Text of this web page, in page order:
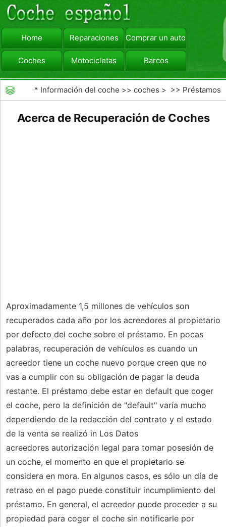
Home Reparaciones Comprar un automóvil
Coches Motocicletas Barcos
viajar Camiones
* Información del coche >>coches > >> Préstamos
Acerca de Recuperación de Coches
Aproximadamente 1,5 millones de vehículos son
recuperados cada año por los acreedores al propietario
por defecto del coche sobre el préstamo. En pocas
palabras, recuperación de vehículos es cuando un
acreedor tiene un coche nuevo porque creen que no
vas a cumplir con su obligación de pagar la deuda
restante. El préstamo debe estar en default que coger
el coche, pero la definición de "default" varía mucho
dependiendo de la redacción del contrato y el estado
de la venta se realizó in Los Datos
acreedores autorización legal para tomar posesión de
un coche, el momento en que el propietario se
considera en mora. En algunos casos, es sólo un día de
retraso en el pago puede constituir incumplimiento del
préstamo. En general, el acreedor puede proceder a su
propiedad para coger el coche sin notificarle por